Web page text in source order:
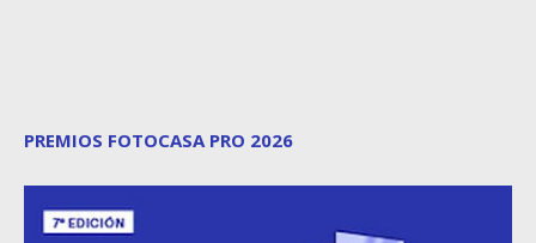
PREMIOS FOTOCASA PRO 2026